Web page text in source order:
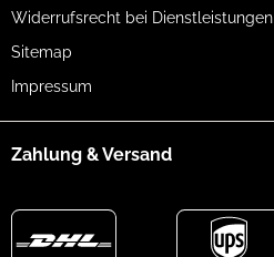
Widerrufsrecht bei Dienstleistungen
Sitemap
Impressum
Zahlung & Versand